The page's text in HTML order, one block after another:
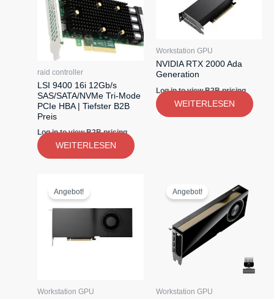
raid controller
LSI 9400 16i 12Gb/s
SAS/SATA/NVMe Tri-Mode
PCIe HBA | Tiefster B2B
Preis
Log in to view B2B pricing
WEITERLESEN
Workstation GPU
NVIDIA RTX 2000 Ada
Generation
Log in to view B2B pricing
WEITERLESEN
Angebot!
Workstation GPU
Angebot!
Workstation GPU